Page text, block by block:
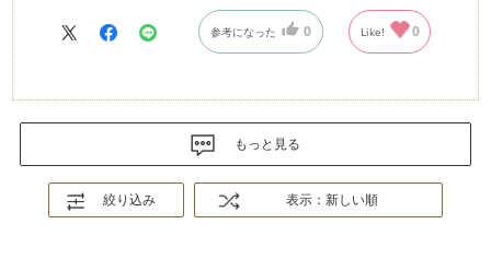
参考になった 0 Like! 0
もっと見る
絞り込み 表示：新しい順